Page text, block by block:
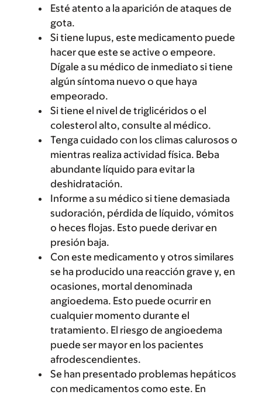
Esté atento a la aparición de ataques de
gota.
Si tiene lupus, este medicamento puede
hacer que este se active o empeore.
Dígale a su médico de inmediato si tiene
algún síntoma nuevo o que haya
empeorado.
Si tiene el nivel de triglicéridos o el
colesterol alto, consulte al médico.
Tenga cuidado con los climas calurosos o
mientras realiza actividad física. Beba
abundante líquido para evitar la
deshidratación.
Informe a su médico si tiene demasiada
sudoración, pérdida de líquido, vómitos
o heces flojas. Esto puede derivar en
presión baja.
Con este medicamento y otros similares
se ha producido una reacción grave y, en
ocasiones, mortal denominada
angioedema. Esto puede ocurrir en
cualquier momento durante el
tratamiento. El riesgo de angioedema
puede ser mayor en los pacientes
afrodescendientes.
Se han presentado problemas hepáticos
con medicamentos como este. En